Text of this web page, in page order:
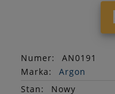
Numer:
AN0191
Marka:
Argon
Stan:
Nowy